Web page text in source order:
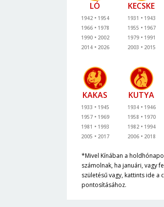
LÓ
1942
1954
1966
1978
1990
2002
2014
2026
KECSKE
1931
1943
1955
1967
1979
1991
2003
2015
KAKAS
1933
1945
1957
1969
1981
1993
2005
2017
KUTYA
1934
1946
1958
1970
1982
1994
2006
2018
*Mivel Kínában a
számolnak, ha januári, vagy
születésű vagy, kattints ide a
pontosításához.